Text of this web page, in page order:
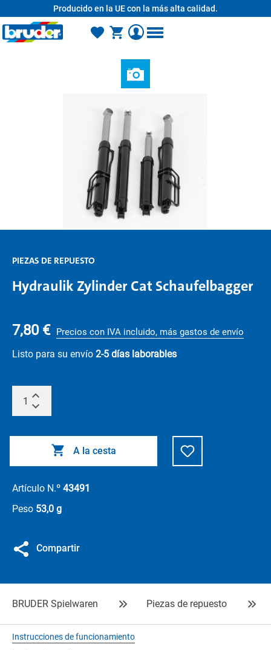
Producido en la UE con la más alta calidad.
PIEZAS DE REPUESTO
Hydraulik Zylinder Cat Schaufelbagger
7,80 € Precios con IVA incluido, más gastos de envío
Listo para su envío 2-5 días laborables
A la cesta
Artículo N.º 43491
Peso 53,0 g
Compartir
BRUDER Spielwaren Piezas de repuesto
Instrucciones de funcionamiento